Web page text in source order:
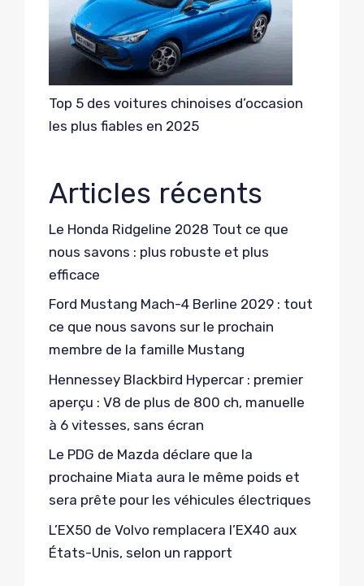
Top 5 des voitures chinoises d’occasion
les plus fiables en 2025
Articles récents
Le Honda Ridgeline 2028 Tout ce que
nous savons : plus robuste et plus
efficace
Ford Mustang Mach-4 Berline 2029 : tout
ce que nous savons sur le prochain
membre de la famille Mustang
Hennessey Blackbird Hypercar : premier
aperçu : V8 de plus de 800 ch, manuelle
à 6 vitesses, sans écran
Le PDG de Mazda déclare que la
prochaine Miata aura le même poids et
sera prête pour les véhicules électriques
L’EX50 de Volvo remplacera l’EX40 aux
États-Unis, selon un rapport